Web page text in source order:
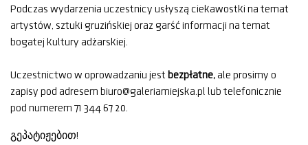
Podczas wydarzenia uczestnicy usłyszą ciekawostki na temat
artystów, sztuki gruzińskiej oraz garść informacji na temat
bogatej kultury adżarskiej.
Uczestnictwo w oprowadzaniu jest bezpłatne, ale prosimy o
zapisy pod adresem biuro@galeriamiejska.pl lub telefonicznie
pod numerem 71 344 67 20.
გეპატიჟებით!